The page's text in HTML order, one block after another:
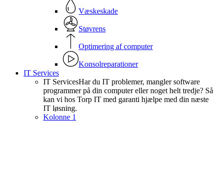
Væskeskade
Støvrens
Optimering af computer
Konsolreparationer
IT Services
IT ServicesHar du IT problemer, mangler software
programmer på din computer eller noget helt tredje? Så
kan vi hos Torp IT med garanti hjælpe med din næste
IT løsning.
Kolonne 1